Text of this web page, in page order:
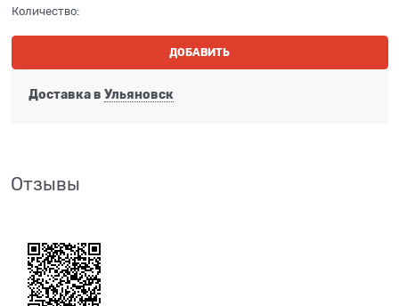
Количество:
ДОБАВИТЬ
Доставка в Ульяновск
Отзывы